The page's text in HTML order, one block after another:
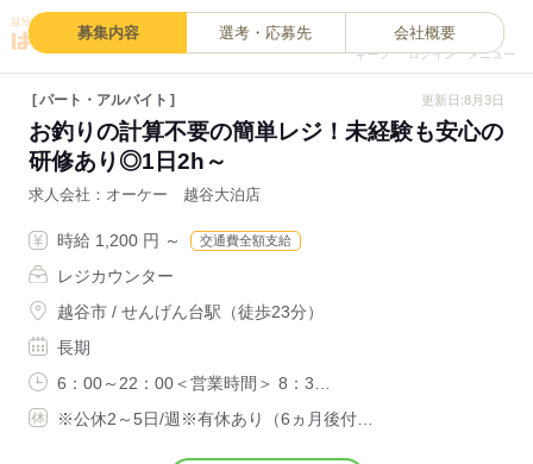
キープ ログイン メニュー
募集内容 選考・応募先 会社概要
パート・アルバイト 更新日:8月3日
お釣りの計算不要の簡単レジ！未経験も安心の
研修あり◎1日2h～
求人会社 オーケー 越谷大泊店
時給 1,200 円 ～ 交通費全額支給
レジカウンター
越谷市 / せんげん台駅（徒歩23分）
長期
6：00～22：00＜営業時間＞ 8：3…
※公休2～5日/週※有休あり（6ヵ月後付…